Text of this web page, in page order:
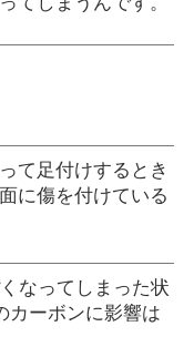
て足付けするとき
に傷を付けている
なってしまった状
カーボンに影響は